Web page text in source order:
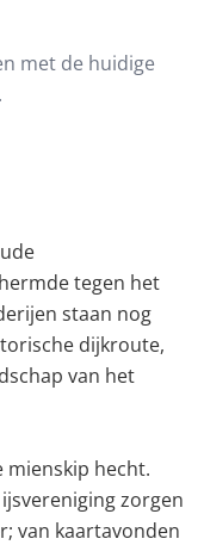
met de huidige
tegen het
staan nog
dijkroute,
van het
mienskip hecht.
zorgen
van kaartavonden